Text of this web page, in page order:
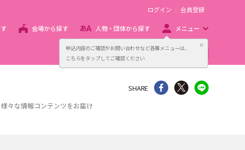
申込内容のご確認やお問い合わせなど各種メニューは、
こちらをタップしてご確認ください
閉じる
ログイン 会員登録
会場から探す 人物・団体から探す メニュー
主催者向け販売サービス
々な情報コンテンツをお届け
SHARE シェア Twitter